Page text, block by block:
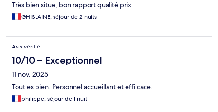
Très bien situé, bon rapport qualité prix
GHISLAINE, séjour de 2 nuits
Avis vérifié
10/10 – Exceptionnel
11 nov. 2025
Tout es bien. Personnel accueillant et effi cace.
philippe, séjour de 1 nuit